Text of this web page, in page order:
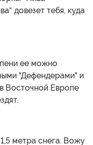
довезет тебя, куда
ее можно
"Дефендерами" и
Восточной Европе
метра снега. Вожу